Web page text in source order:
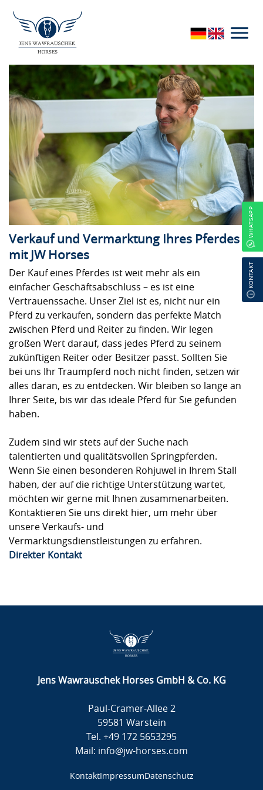
Verkauf und
Vermarktung
Verkauf und Vermarktung Ihres Pferdes
mit JW Horses
Der Kauf eines Pferdes ist weit mehr als ein
einfacher Geschäftsabschluss – es ist eine
Vertrauenssache. Unser Ziel ist es, nicht nur ein
Pferd zu verkaufen, sondern das perfekte Match
zwischen Pferd und Reiter zu finden. Wir legen
großen Wert darauf, dass jedes Pferd zu seinem
zukünftigen Reiter oder Besitzer passt. Sollten Sie
bei uns Ihr Traumpferd noch nicht finden, setzen wir
alles daran, es zu entdecken. Wir bleiben so lange an
Ihrer Seite, bis wir das ideale Pferd für Sie gefunden
haben.
Zudem sind wir stets auf der Suche nach
talentierten und qualitätsvollen Springpferden.
Wenn Sie einen besonderen Rohjuwel in Ihrem Stall
haben, der auf die richtige Unterstützung wartet,
möchten wir gerne mit Ihnen zusammenarbeiten.
Kontaktieren Sie uns direkt hier, um mehr über
unsere Verkaufs- und
Vermarktungsdienstleistungen zu erfahren.
Direkter Kontakt
Jens Wawrauschek Horses GmbH & Co. KG
Paul-Cramer-Allee 2
59581 Warstein
Tel. +49 172 5653295
Mail: info@jw-horses.com
KontaktImpressumDatenschutz
KONTAKT
WHATSAPP
verarbeitet werden. Drittstaaten weisen kein
entsprechendes Datenschutzniveau auf und es besteht
das Risiko eines Zugriffs durch lokale
Sicherheitsbehörden. Soweit Sie eine Einwilligung
erteilen, können Sie diese jederzeit mit Wirkung für die
Zukunft in den Trackingeinstellungen widerrufen.